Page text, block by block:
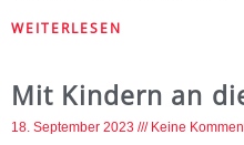
WEITERLESEN
Mit Kindern an
18. September 2023 Keine